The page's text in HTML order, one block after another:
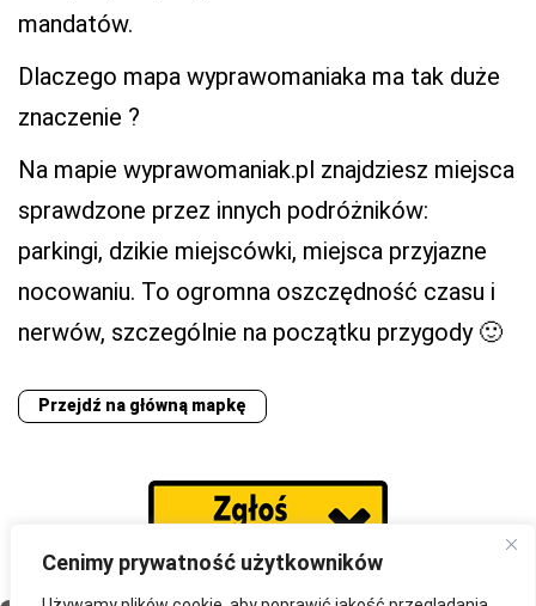
Cenimy prywatność użytkowników
mandatów.
Dlaczego mapa wyprawomaniaka ma tak duże
znaczenie ?
Na mapie wyprawomaniak.pl znajdziesz miejsca
sprawdzone przez innych podróżników:
parkingi, dzikie miejscówki, miejsca przyjazne
nocowaniu. To ogromna oszczędność czasu i
nerwów, szczególnie na początku przygody 🙂
Przejdź na główną mapkę